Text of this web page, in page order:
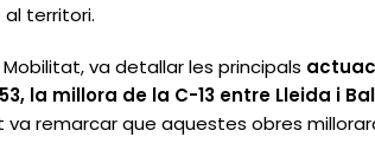
territori.
va detallar les principals
la millora de la C-13 entre Lleida i
va remarcar que aquestes obres